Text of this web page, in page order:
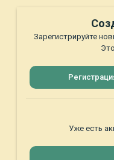
Зарегистрируйте
Уже есть